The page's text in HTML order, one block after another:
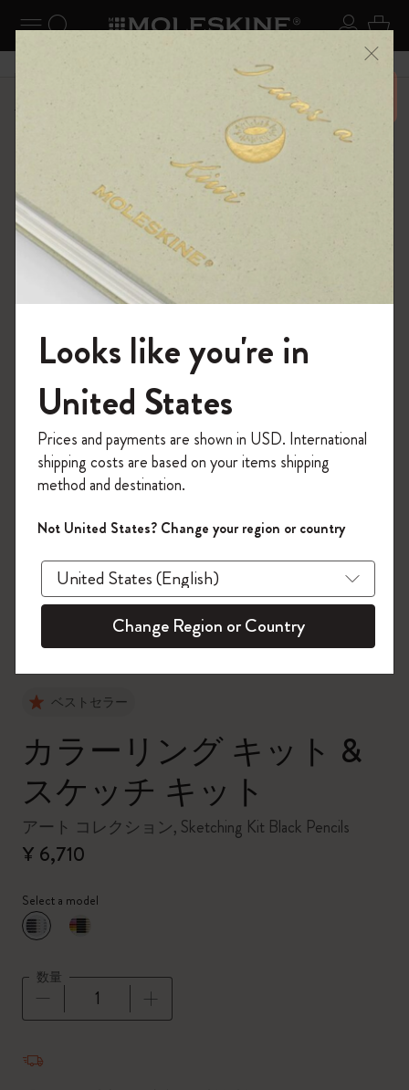
ナビゲーションの切替 ログ
検索 (キーワードなど) カ
6,500円以上のご購入で送料無料 メニ
ーを閉じる
ショップ スケッチ
ベストセラー
カラーリング キット &
スケッチ キット
アート コレクション, Sketching Kit Black Pencils
¥ 6,710
Select a model
選択済
*選択したカラー
数量
モレスキンの世界へようこそ
「WELCOME10」を入力すると、初回注
文が10%オフ＋送料無料になります。セ
ール・アウトレット品は適用外。
Moleskineアカウントを作成して限定オフ
ァーや会員特典、さらに多くのインスピ
レーションを手に入れましょう。
今すぐ会員登録 !
Looks like you're in
United States
Prices and payments are shown in USD. International
shipping costs are based on your items shipping
method and destination.
Not United States? Change your region or country
Change Region or Country